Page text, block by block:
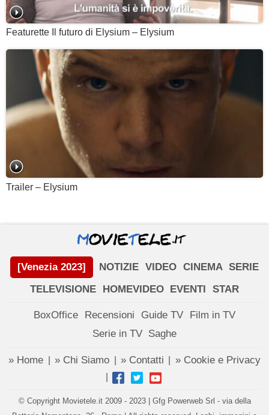
Featurette Il futuro di Elysium – Elysium
Trailer – Elysium
[Venezia 2023] NOTIZIE VIDEO CINEMA SERIE
TELEVISIONE
HOMEVIDEO EVENTI STAR
BoxOffice Recensioni Guide TV
Film in TV
Serie in TV Saghe
» Home » Chi Siamo » Contatti » Cookie e Privacy
© Copyright Movietele.it 2009 - 2023 | Gfg Powerweb Srl - via della